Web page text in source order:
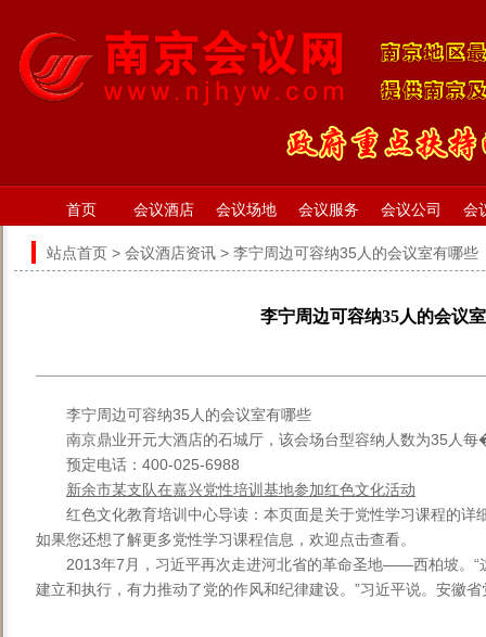
首页 会议酒店 会议场地 会议服务 会议公司 会
站点首页 > 会议酒店资讯 > 李宁周边可容纳35人的会议室有哪些
李宁周边可容纳35人的会议
李宁周边可容纳35人的会议室有哪些
南京鼎业开元大酒店的石城厅，该会场台型容纳人数为35人
预定电话：400-025-6988
新余市某支队在嘉兴党性培训基地参加红色文化活动
红色文化教育培训中心导读：本页面是关于党性学习课程的详
如果您还想了解更多党性学习课程信息，欢迎点击查看。
2013年7月，习近平再次走进河北省的革命圣地——西柏坡。“
建立和执行，有力推动了党的作风和纪律建设。”习近平说。安徽